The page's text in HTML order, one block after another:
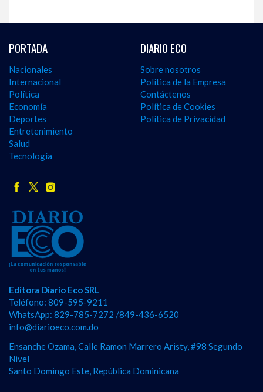
PORTADA
Nacionales
Internacional
Política
Economía
Deportes
Entretenimiento
Salud
Tecnología
DIARIO ECO
Sobre nosotros
Política de la Empresa
Contáctenos
Política de Cookies
Política de Privacidad
Editora Diario Eco SRL
Teléfono: 809-595-9211
WhatsApp: 829-785-7272 /849-436-6520
info@diarioeco.com.do
Ensanche Ozama, Calle Ramon Marrero Aristy, #98 Segundo
Nivel
Santo Domingo Este, República Dominicana